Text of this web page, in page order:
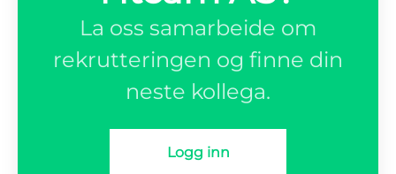
La oss samarbeide om
rekrutteringen og finne din
neste kollega.
Logg inn